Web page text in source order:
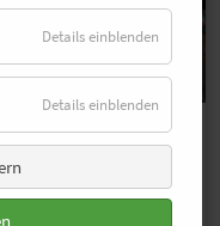
adidas
Details einblenden
Details einblenden